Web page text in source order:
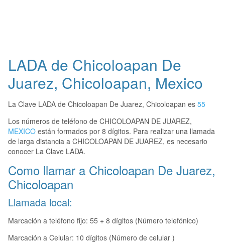
LADA de Chicoloapan De
Juarez, Chicoloapan, Mexico
La Clave LADA de Chicoloapan De Juarez, Chicoloapan es 55
Los números de teléfono de CHICOLOAPAN DE JUAREZ,
MEXICO están formados por 8 dígitos. Para realizar una llamada
de larga distancia a CHICOLOAPAN DE JUAREZ, es necesario
conocer La Clave LADA.
Como llamar a Chicoloapan De Juarez,
Chicoloapan
Llamada local:
Marcación a teléfono fijo: 55 + 8 dígitos (Número telefónico)
Marcación a Celular: 10 dígitos (Número de celular )